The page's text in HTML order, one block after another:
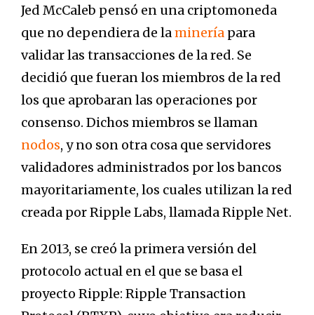
Jed McCaleb pensó en una criptomoneda
que no dependiera de laminería para
validar las transacciones de la red. Se
decidió que fueran los miembros de la red
los que aprobaran las operaciones por
consenso. Dichos miembros se llaman
nodos, y no son otra cosa que servidores
validadores administrados por los bancos
mayoritariamente, los cuales utilizan la red
creada por Ripple Labs, llamada Ripple Net.
En 2013, se creó la primera versión del
protocolo actual en el que se basa el
proyecto Ripple: Ripple Transaction